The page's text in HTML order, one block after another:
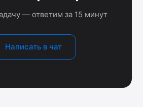
— ответим за 15 минут
Написать в чат